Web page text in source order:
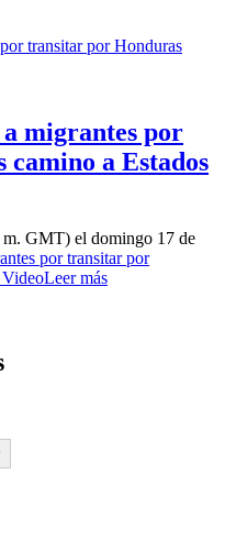
migrantes por
a Estados
GMT) el domingo 17 de
por transitar por
VideoLeer más